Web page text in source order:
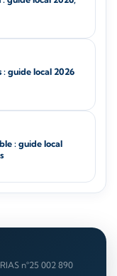
: guide local 2026
: guide local
n°25 002 890